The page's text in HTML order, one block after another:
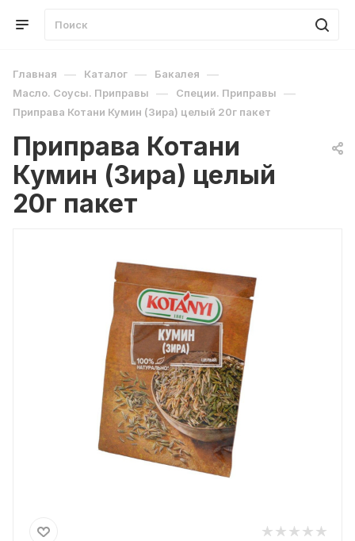
Главная — Каталог — Бакалея —
Масло. Соусы. Приправы — Специи. Приправы —
Приправа Котани Кумин (Зира) целый 20г пакет
Приправа Котани
Кумин (Зира) целый
20г пакет